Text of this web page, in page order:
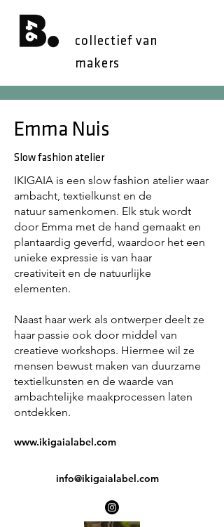
collectief van
makers
Emma Nuis
Slow fashion atelier
IKIGAIA is een slow fashion atelier waar
ambacht, textielkunst en de
natuur samenkomen. Elk stuk wordt
door Emma met de hand gemaakt en
plantaardig geverfd, waardoor het een
unieke expressie is van haar
creativiteit en de natuurlijke
elementen.
Naast haar werk als ontwerper deelt ze
haar passie ook door middel van
creatieve workshops. Hiermee wil ze
mensen bewust maken van duurzame
textielkunsten en de waarde van
ambachtelijke maakprocessen laten
ontdekken.
www.ikigaialabel.com
info@ikigaialabel.com